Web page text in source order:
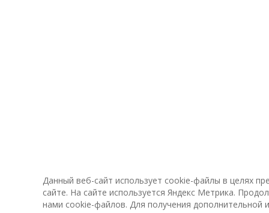
Данный веб-сайт использует cookie-файлы в целях
сайте. На сайте используется Яндекс Метрика.
нами cookie-файлов. Для получения дополнительной